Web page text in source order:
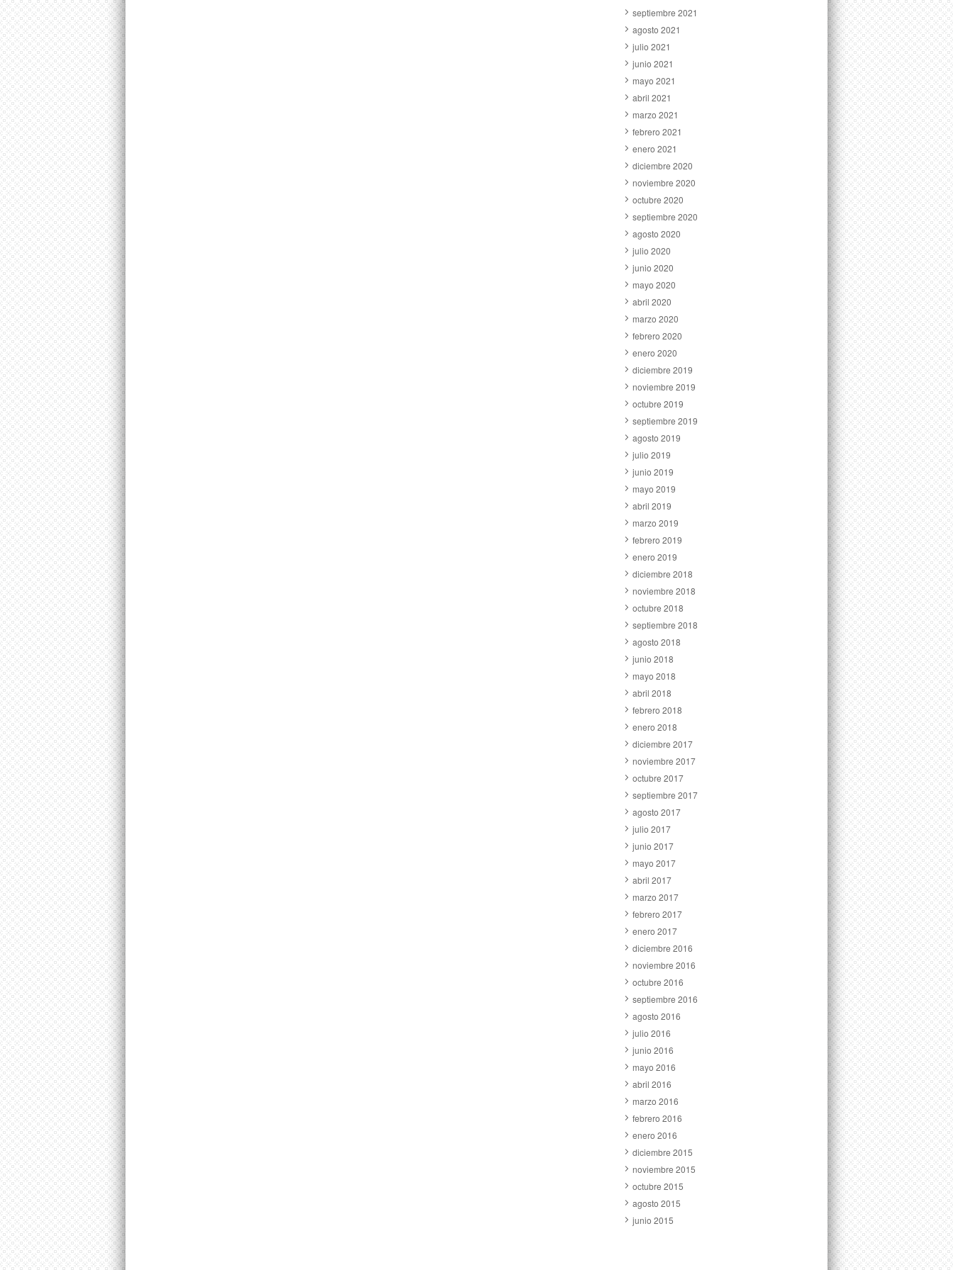
septiembre 2021
agosto 2021
julio 2021
junio 2021
mayo 2021
abril 2021
marzo 2021
febrero 2021
enero 2021
diciembre 2020
noviembre 2020
octubre 2020
septiembre 2020
agosto 2020
julio 2020
junio 2020
mayo 2020
abril 2020
marzo 2020
febrero 2020
enero 2020
diciembre 2019
noviembre 2019
octubre 2019
septiembre 2019
agosto 2019
julio 2019
junio 2019
mayo 2019
abril 2019
marzo 2019
febrero 2019
enero 2019
diciembre 2018
noviembre 2018
octubre 2018
septiembre 2018
agosto 2018
junio 2018
mayo 2018
abril 2018
febrero 2018
enero 2018
diciembre 2017
noviembre 2017
octubre 2017
septiembre 2017
agosto 2017
julio 2017
junio 2017
mayo 2017
abril 2017
marzo 2017
febrero 2017
enero 2017
diciembre 2016
noviembre 2016
octubre 2016
septiembre 2016
agosto 2016
julio 2016
junio 2016
mayo 2016
abril 2016
marzo 2016
febrero 2016
enero 2016
diciembre 2015
noviembre 2015
octubre 2015
agosto 2015
junio 2015